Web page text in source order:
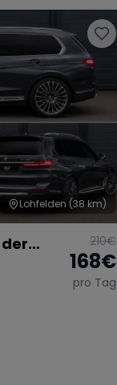
Lohfelden (38 km)
der
210€
168€
pro Tag